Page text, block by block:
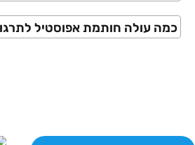
כמה עולה חותמת אפוסטיל